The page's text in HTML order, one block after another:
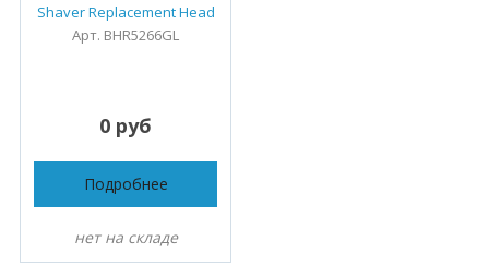
Shaver Replacement Head
Арт. BHR5266GL
0 руб
Подробнее
нет на складе